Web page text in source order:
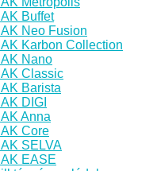
Buffet
Neo Fusion
Karbon Collection
Nano
Classic
Barista
DIGI
Anna
Core
SELVA
EASE